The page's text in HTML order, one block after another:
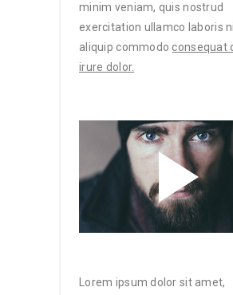
minim veniam, quis nostrud
exercitation ullamco laboris
aliquip commodo consequat
irure dolor.
Lorem ipsum dolor sit amet,